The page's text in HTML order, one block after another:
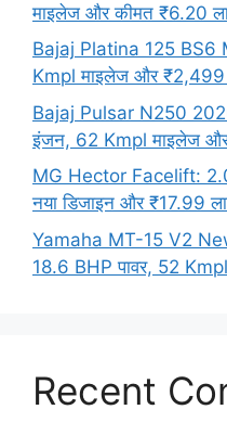
माइलेज और कीमत ₹6.20
Bajaj Platina 125 BS6
Kmpl माइलेज और ₹2,499
Bajaj Pulsar N250
इंजन, 62 Kmpl माइलेज
MG Hector Facelift:
नया डिजाइन और ₹17.99
Yamaha MT-15 V2
18.6 BHP पावर, 52
Recent